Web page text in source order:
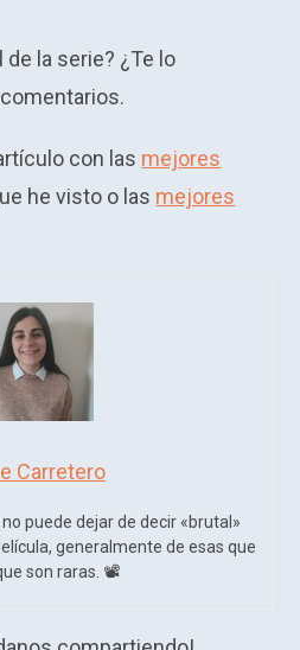
la serie? ¿Te lo
con las mejores
he visto o las mejores
Carretero
puede dejar de decir «brutal»
generalmente de esas que
son raras. 📽️​